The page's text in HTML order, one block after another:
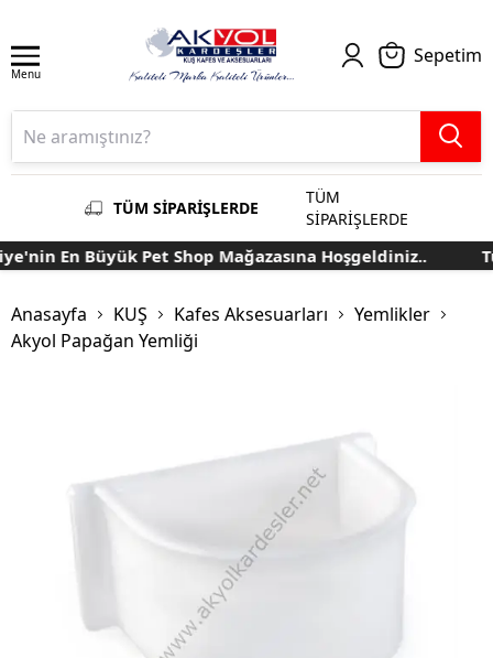
Menu
Sepetim
TÜM SİPARİŞLERDE
TÜM
SİPARİŞLERDE
En Büyük Pet Shop Mağazasına Hoşgeldiniz..
Anasayfa KUŞ Kafes Aksesuarları
Yemlikler
Akyol Papağan Yemliği